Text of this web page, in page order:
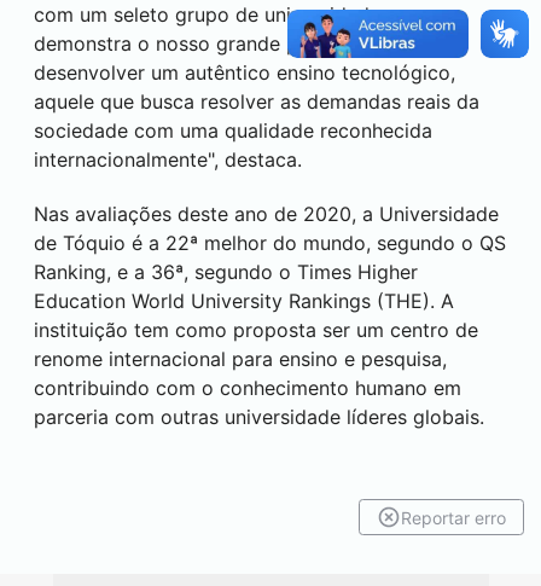
com um seleto grupo de universidades e
demonstra o nosso grande potencial em
desenvolver um autêntico ensino tecnológico,
aquele que busca resolver as demandas reais da
sociedade com uma qualidade reconhecida
internacionalmente", destaca.
Nas avaliações deste ano de 2020, a Universidade
de Tóquio é a 22ª melhor do mundo, segundo o QS
Ranking, e a 36ª, segundo o Times Higher
Education World University Rankings (THE). A
instituição tem como proposta ser um centro de
renome internacional para ensino e pesquisa,
contribuindo com o conhecimento humano em
parceria com outras universidade líderes globais.
Reportar erro